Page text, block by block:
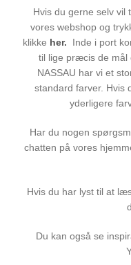
Hvis du gerne selv vil
vores webshop og
klikke her. Inde i port
til lige præcis de mål
NASSAU har vi et
standard farver. Hvis
yderligere
Har du nogen
chatten på vores
Hvis du har lyst til at
Du kan også se